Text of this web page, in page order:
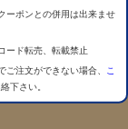
ーポンとの併用は出来ませ
ード転売、転載禁止
ご注文ができない場合、
こ
下さい。